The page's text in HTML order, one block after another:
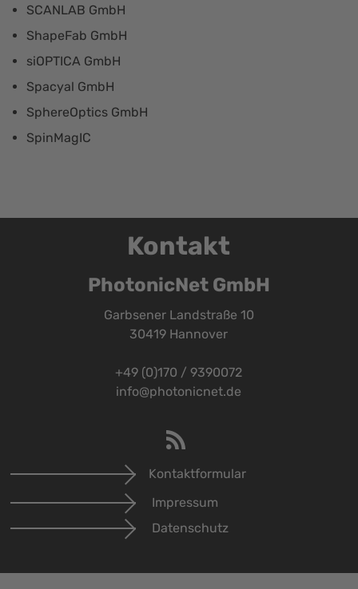
SCANLAB GmbH
ShapeFab GmbH
siOPTICA GmbH
Spacyal GmbH
SphereOptics GmbH
SpinMagIC
Kontakt
PhotonicNet GmbH
Garbsener Landstraße 10
30419 Hannover
+49 (0)170 / 9390072
info@photonicnet.de
Kontaktformular
Impressum
Datenschutz